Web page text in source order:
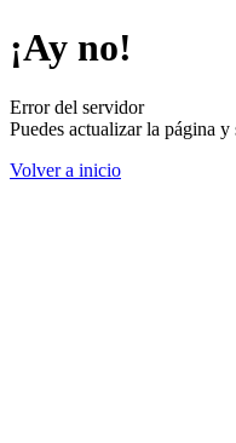
¡Ay no!
Error del servidor
Puedes actualizar la página
Volver a inicio